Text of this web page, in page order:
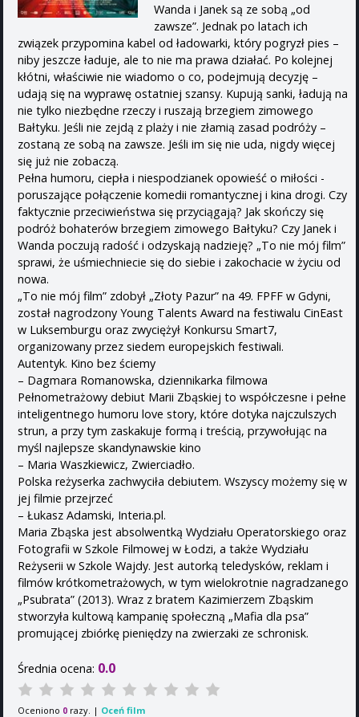
Wanda i Janek są ze sobą „od
zawsze”. Jednak po latach ich
związek przypomina kabel od ładowarki, który pogryzł pies –
niby jeszcze ładuje, ale to nie ma prawa działać. Po kolejnej
kłótni, właściwie nie wiadomo o co, podejmują decyzję –
udają się na wyprawę ostatniej szansy. Kupują sanki, ładują na
nie tylko niezbędne rzeczy i ruszają brzegiem zimowego
Bałtyku. Jeśli nie zejdą z plaży i nie złamią zasad podróży –
zostaną ze sobą na zawsze. Jeśli im się nie uda, nigdy więcej
się już nie zobaczą.
Pełna humoru, ciepła i niespodzianek opowieść o miłości -
poruszające połączenie komedii romantycznej i kina drogi. Czy
faktycznie przeciwieństwa się przyciągają? Jak skończy się
podróż bohaterów brzegiem zimowego Bałtyku? Czy Janek i
Wanda poczują radość i odzyskają nadzieję? „To nie mój film”
sprawi, że uśmiechniecie się do siebie i zakochacie w życiu od
nowa.
„To nie mój film” zdobył „Złoty Pazur” na 49. FPFF w Gdyni,
został nagrodzony Young Talents Award na festiwalu CinEast
w Luksemburgu oraz zwyciężył Konkursu Smart7,
organizowany przez siedem europejskich festiwali.
Autentyk. Kino bez ściemy
– Dagmara Romanowska, dziennikarka filmowa
Pełnometrażowy debiut Marii Zbąskiej to współczesne i pełne
inteligentnego humoru love story, które dotyka najczulszych
strun, a przy tym zaskakuje formą i treścią, przywołując na
myśl najlepsze skandynawskie kino
– Maria Waszkiewicz, Zwierciadło.
Polska reżyserka zachwyciła debiutem. Wszyscy możemy się w
jej filmie przejrzeć
– Łukasz Adamski, Interia.pl.
Maria Zbąska jest absolwentką Wydziału Operatorskiego oraz
Fotografii w Szkole Filmowej w Łodzi, a także Wydziału
Reżyserii w Szkole Wajdy. Jest autorką teledysków, reklam i
filmów krótkometrażowych, w tym wielokrotnie nagradzanego
„Psubrata” (2013). Wraz z bratem Kazimierzem Zbąskim
stworzyła kultową kampanię społeczną „Mafia dla psa”
promującej zbiórkę pieniędzy na zwierzaki ze schronisk.
Średnia ocena: 0.0
Oceniono 0 razy. | Oceń film